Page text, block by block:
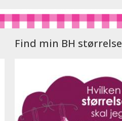
Find min BH størrelse